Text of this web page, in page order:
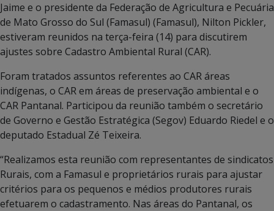
Jaime e o presidente da Federação de Agricultura e Pecuária
de Mato Grosso do Sul (Famasul) (Famasul), Nilton Pickler,
estiveram reunidos na terça-feira (14) para discutirem
ajustes sobre Cadastro Ambiental Rural (CAR).
Foram tratados assuntos referentes ao CAR áreas
indígenas, o CAR em áreas de preservação ambiental e o
CAR Pantanal. Participou da reunião também o secretário
de Governo e Gestão Estratégica (Segov) Eduardo Riedel e o
deputado Estadual Zé Teixeira.
“Realizamos esta reunião com representantes de sindicatos
Rurais, com a Famasul e proprietários rurais para ajustar
critérios para os pequenos e médios produtores rurais
efetuarem o cadastramento. Nas áreas do Pantanal, os